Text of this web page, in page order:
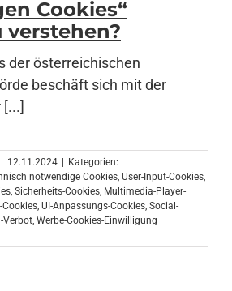
Cookies“
der österreichischen
beschäft sich mit der
12.11.2024
Kategorien:
notwendige Cookies, User-Input-Cookies,
, Sicherheits-Cookies, Multimedia-Player-
Cookies, UI-Anpassungs-Cookies, Social-
Verbot, Werbe-Cookies-Einwilligung